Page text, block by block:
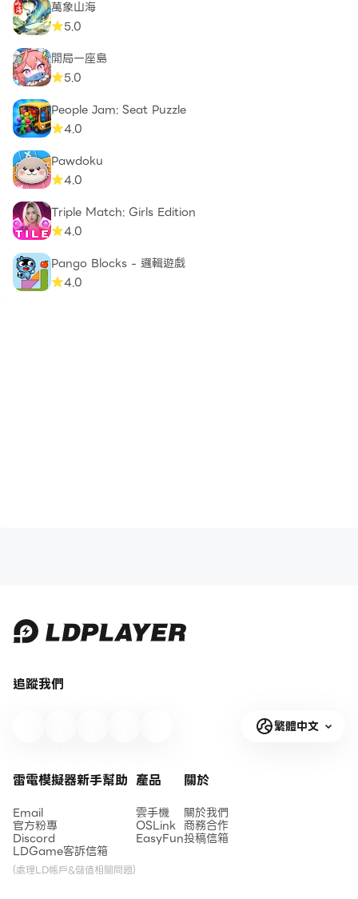
萬象山海
5.0
開局一座島
5.0
People Jam: Seat Puzzle
4.0
Pawdoku
4.0
Triple Match: Girls Edition
4.0
Pango Blocks - 邏輯遊戲
4.0
追蹤我們
繁體中文
雷電模擬器新手幫助
Email
官方粉專
Discord
LDGame客訴信箱
(處理LD帳戶&儲值相關問題)
產品
雲手機
OSLink
EasyFun
關於
關於我們
商務合作
投稿信箱